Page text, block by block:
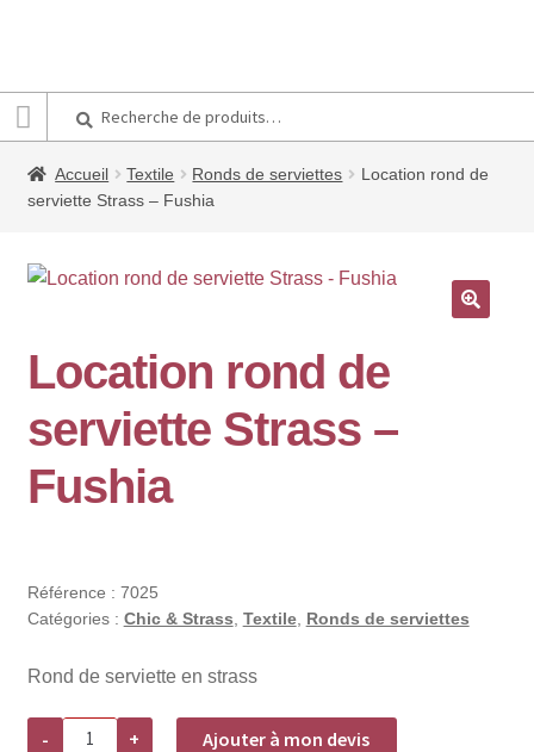
pour :
Accueil Textile Ronds de serviettes
Location rond de
serviette Strass – Fushia
Location rond de
serviette Strass –
Fushia
Référence : 7025
Catégories : Chic & Strass Textile, Ronds de serviettes
Rond de serviette en strass
-
quantité
+ Ajouter à mon devis